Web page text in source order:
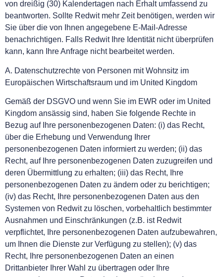
von dreißig (30) Kalendertagen nach Erhalt umfassend zu
beantworten. Sollte Redwit mehr Zeit benötigen, werden wir
Sie über die von Ihnen angegebene E-Mail-Adresse
benachrichtigen. Falls Redwit Ihre Identität nicht überprüfen
kann, kann Ihre Anfrage nicht bearbeitet werden.
A. Datenschutzrechte von Personen mit Wohnsitz im
Europäischen Wirtschaftsraum und im United Kingdom
Gemäß der DSGVO und wenn Sie im EWR oder im United
Kingdom ansässig sind, haben Sie folgende Rechte in
Bezug auf Ihre personenbezogenen Daten: (i) das Recht,
über die Erhebung und Verwendung Ihrer
personenbezogenen Daten informiert zu werden; (ii) das
Recht, auf Ihre personenbezogenen Daten zuzugreifen und
deren Übermittlung zu erhalten; (iii) das Recht, Ihre
personenbezogenen Daten zu ändern oder zu berichtigen;
(iv) das Recht, Ihre personenbezogenen Daten aus den
Systemen von Redwit zu löschen, vorbehaltlich bestimmter
Ausnahmen und Einschränkungen (z.B. ist Redwit
verpflichtet, Ihre personenbezogenen Daten aufzubewahren,
um Ihnen die Dienste zur Verfügung zu stellen); (v) das
Recht, Ihre personenbezogenen Daten an einen
Drittanbieter Ihrer Wahl zu übertragen oder Ihre